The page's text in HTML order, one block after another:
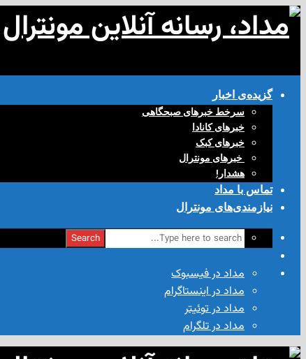
گزیده‌ی‌ اخبار
سرخط خبرهای صبحگاهی
خبرهای کانادا
خبرهای کبک
‌ خبرهای مونترال
هشدار!
تماس با مداد
نیازمندی‌های مونترال
Search
مداد در فیسبوک
مداد در اینستاگرام
مداد در توئیتر
مداد در تلگرام